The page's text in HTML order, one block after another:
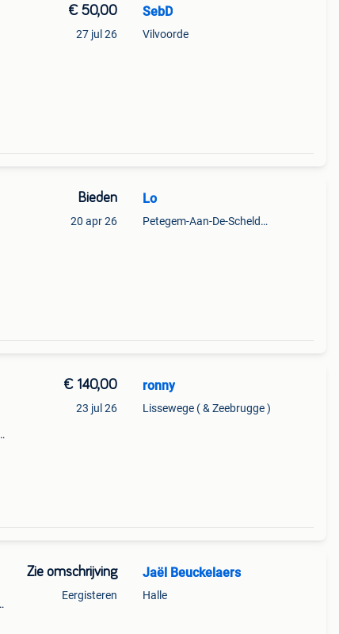
€ 50,00
27 jul 26
SebD
Vilvoorde
Bieden
20 apr 26
Lo
Petegem-Aan-De-Schelde + Deel Van Oudenaarde
€ 140,00
23 jul 26
ronny
Lissewege ( & Zeebrugge )
Zie omschrijving
Eergisteren
Jaël Beuckelaers
Halle